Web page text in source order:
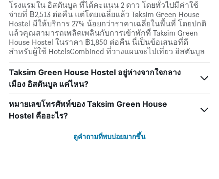
โรงแรมใน อิสตันบูล ที่ได้คะแนน 2 ดาว โดยทั่วไปมีค่าใช้
จ่ายที่ ฿2,513 ต่อคืน แต่โดยเฉลี่ยแล้ว Taksim Green House
Hostel มีให้บริการ 27% น้อยกว่าราคาเฉลี่ยในพื้นที่ โดยปกติ
แล้วคุณสามารถเพลิดเพลินกับการเข้าพักที่ Taksim Green
House Hostel ในราคา ฿1,850 ต่อคืน นี่เป็นข้อเสนอที่ดี
สำหรับผู้ใช้ HotelsCombined ที่วางแผนจะไปเที่ยว อิสตันบูล
Taksim Green House Hostel อยู่ห่างจากใจกลาง
เมือง อิสตันบูล แค่ไหน?
หมายเลขโทรศัพท์ของ Taksim Green House
Hostel คืออะไร?
ดูคำถามที่พบบ่อยมากขึ้น